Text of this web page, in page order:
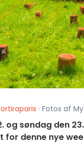
· Fotos af
og søndag den
for denne nye